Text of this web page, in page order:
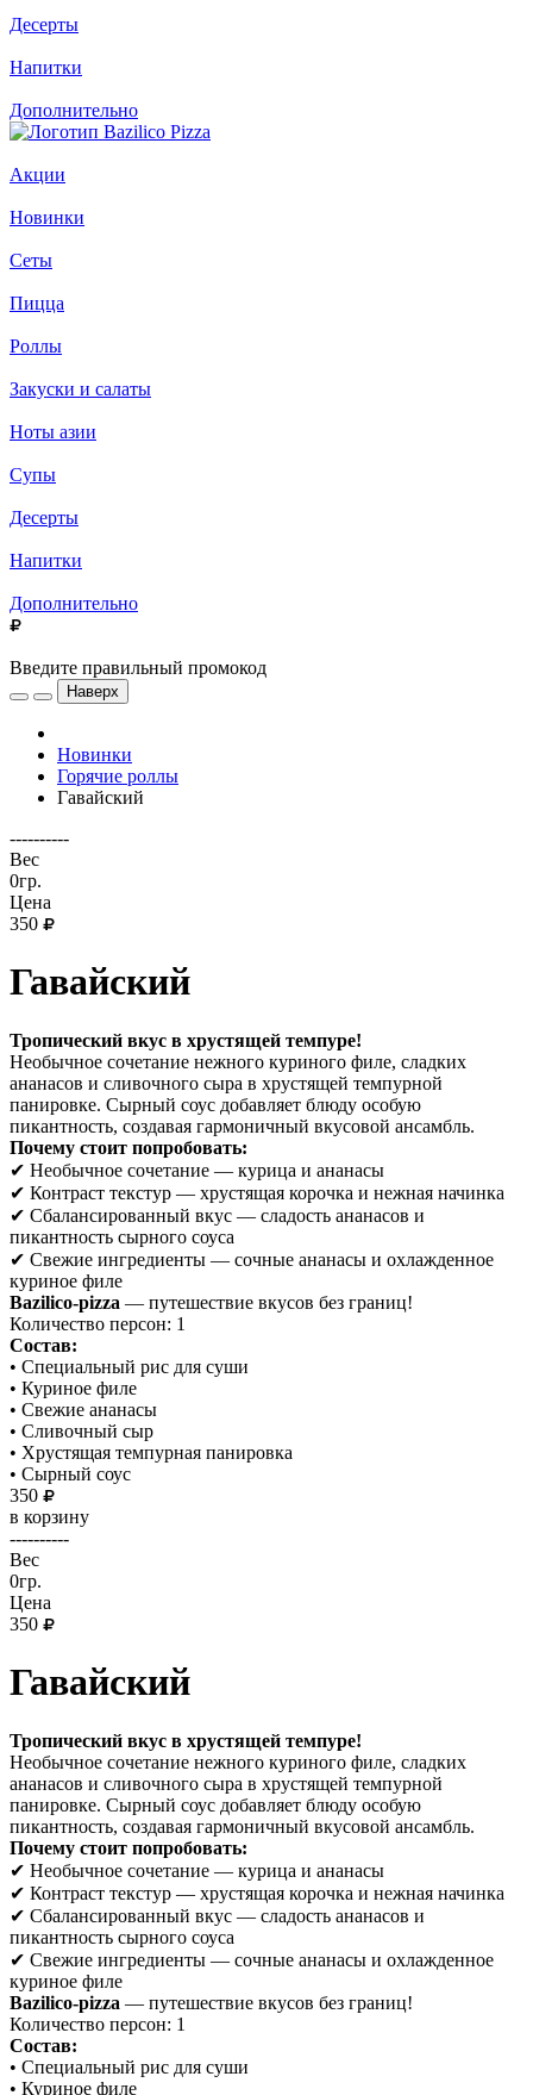
Десерты
Напитки
Дополнительно
Акции
Новинки
Сеты
Пицца
Роллы
Закуски и салаты
Ноты азии
Супы
Десерты
Напитки
Дополнительно
Введите правильный промокод
Наверх
Новинки
Горячие роллы
Гавайский
----------
Вес
0гр.
Цена
350
Гавайский
Тропический вкус в хрустящей темпуре!
Необычное сочетание нежного куриного филе, сладких
ананасов и сливочного сыра в хрустящей темпурной
панировке. Сырный соус добавляет блюду особую
пикантность, создавая гармоничный вкусовой ансамбль.
Почему стоит попробовать:
✔ Необычное сочетание — курица и ананасы
✔ Контраст текстур — хрустящая корочка и нежная начинка
✔ Сбалансированный вкус — сладость ананасов и
пикантность сырного соуса
✔ Свежие ингредиенты — сочные ананасы и охлажденное
куриное филе
Bazilico-pizza — путешествие вкусов без границ!
Количество персон: 1
Состав:
• Специальный рис для суши
• Куриное филе
• Свежие ананасы
• Сливочный сыр
• Хрустящая темпурная панировка
• Сырный соус
350
в корзину
----------
Вес
0гр.
Цена
350
Гавайский
Тропический вкус в хрустящей темпуре!
Необычное сочетание нежного куриного филе, сладких
ананасов и сливочного сыра в хрустящей темпурной
панировке. Сырный соус добавляет блюду особую
пикантность, создавая гармоничный вкусовой ансамбль.
Почему стоит попробовать:
✔ Необычное сочетание — курица и ананасы
✔ Контраст текстур — хрустящая корочка и нежная начинка
✔ Сбалансированный вкус — сладость ананасов и
пикантность сырного соуса
✔ Свежие ингредиенты — сочные ананасы и охлажденное
куриное филе
Bazilico-pizza — путешествие вкусов без границ!
Количество персон: 1
Состав:
• Специальный рис для суши
• Куриное филе